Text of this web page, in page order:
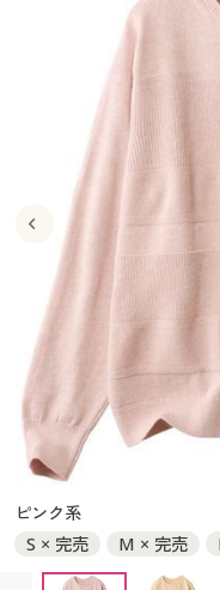
ジュニア・ティーンズ下
メンズ下着
キッチン・雑貨・日用品
寝具・インテリア・家具
家具・収納
寝具・ベッド
カーテン・ラグ・ファブ
美容・健康
美容・健康通販すべて
美容・健康・サプリメン
制服・スクール
制服・スクールすべて
制服・学生服
ジュニア・ティーンズ下
大きいサイズ
大きいサイズ通販すべて
大きいサイズ レディース
大きいサイズ レディース
大きいサイズ メンズ
大きいサイズ 事務・制
バーゲン
バーゲンセール
シークレットセール
詳細検索
商品カテゴリ一覧
カタログ
カタログ・チラシか
デジタルカタログ
キッチン・雑貨・日用品
家具・収納
寝具・ベッド
カーテン・ラグ・ファブ
美容・健康通販すべて
美容・健康・サプリメン
制服・スクール
制服・スクールすべて
制服・学生服
ジュニア・ティーンズ下
大きいサイズ
大きいサイズ通販すべて
大きいサイズ レディース
大きいサイズ レディース
大きいサイズ メンズ
大きいサイズ 事務・制服
バーゲン
バーゲンセール
シークレットセール
詳細検索
商品カテゴリ一覧
カタログ
カタログ・チラシか
カタログ無料プレゼ
ピンク系
S × 完売
M × 完売